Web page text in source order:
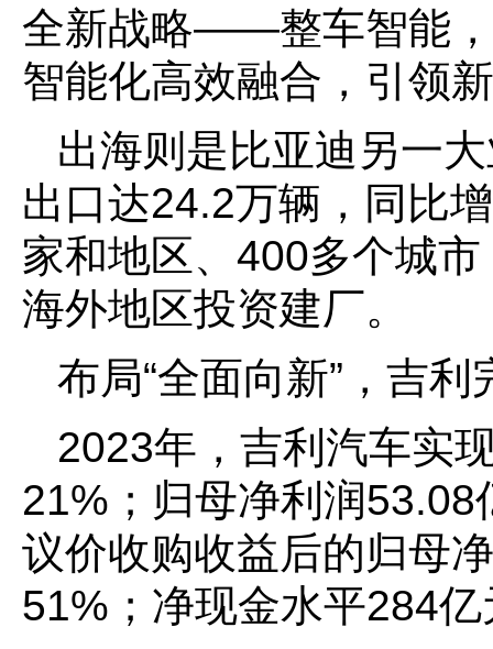
全新战略——整车智能，
智能化高效融合，引领
出海则是比亚迪另一
出口达24.2万辆，同比
家和地区、400多个城
海外地区投资建厂。
布局“全面向新”，吉
2023年，吉利汽车实
21%；归母净利润
议价收购收益后的归母
51%；净现金水平284